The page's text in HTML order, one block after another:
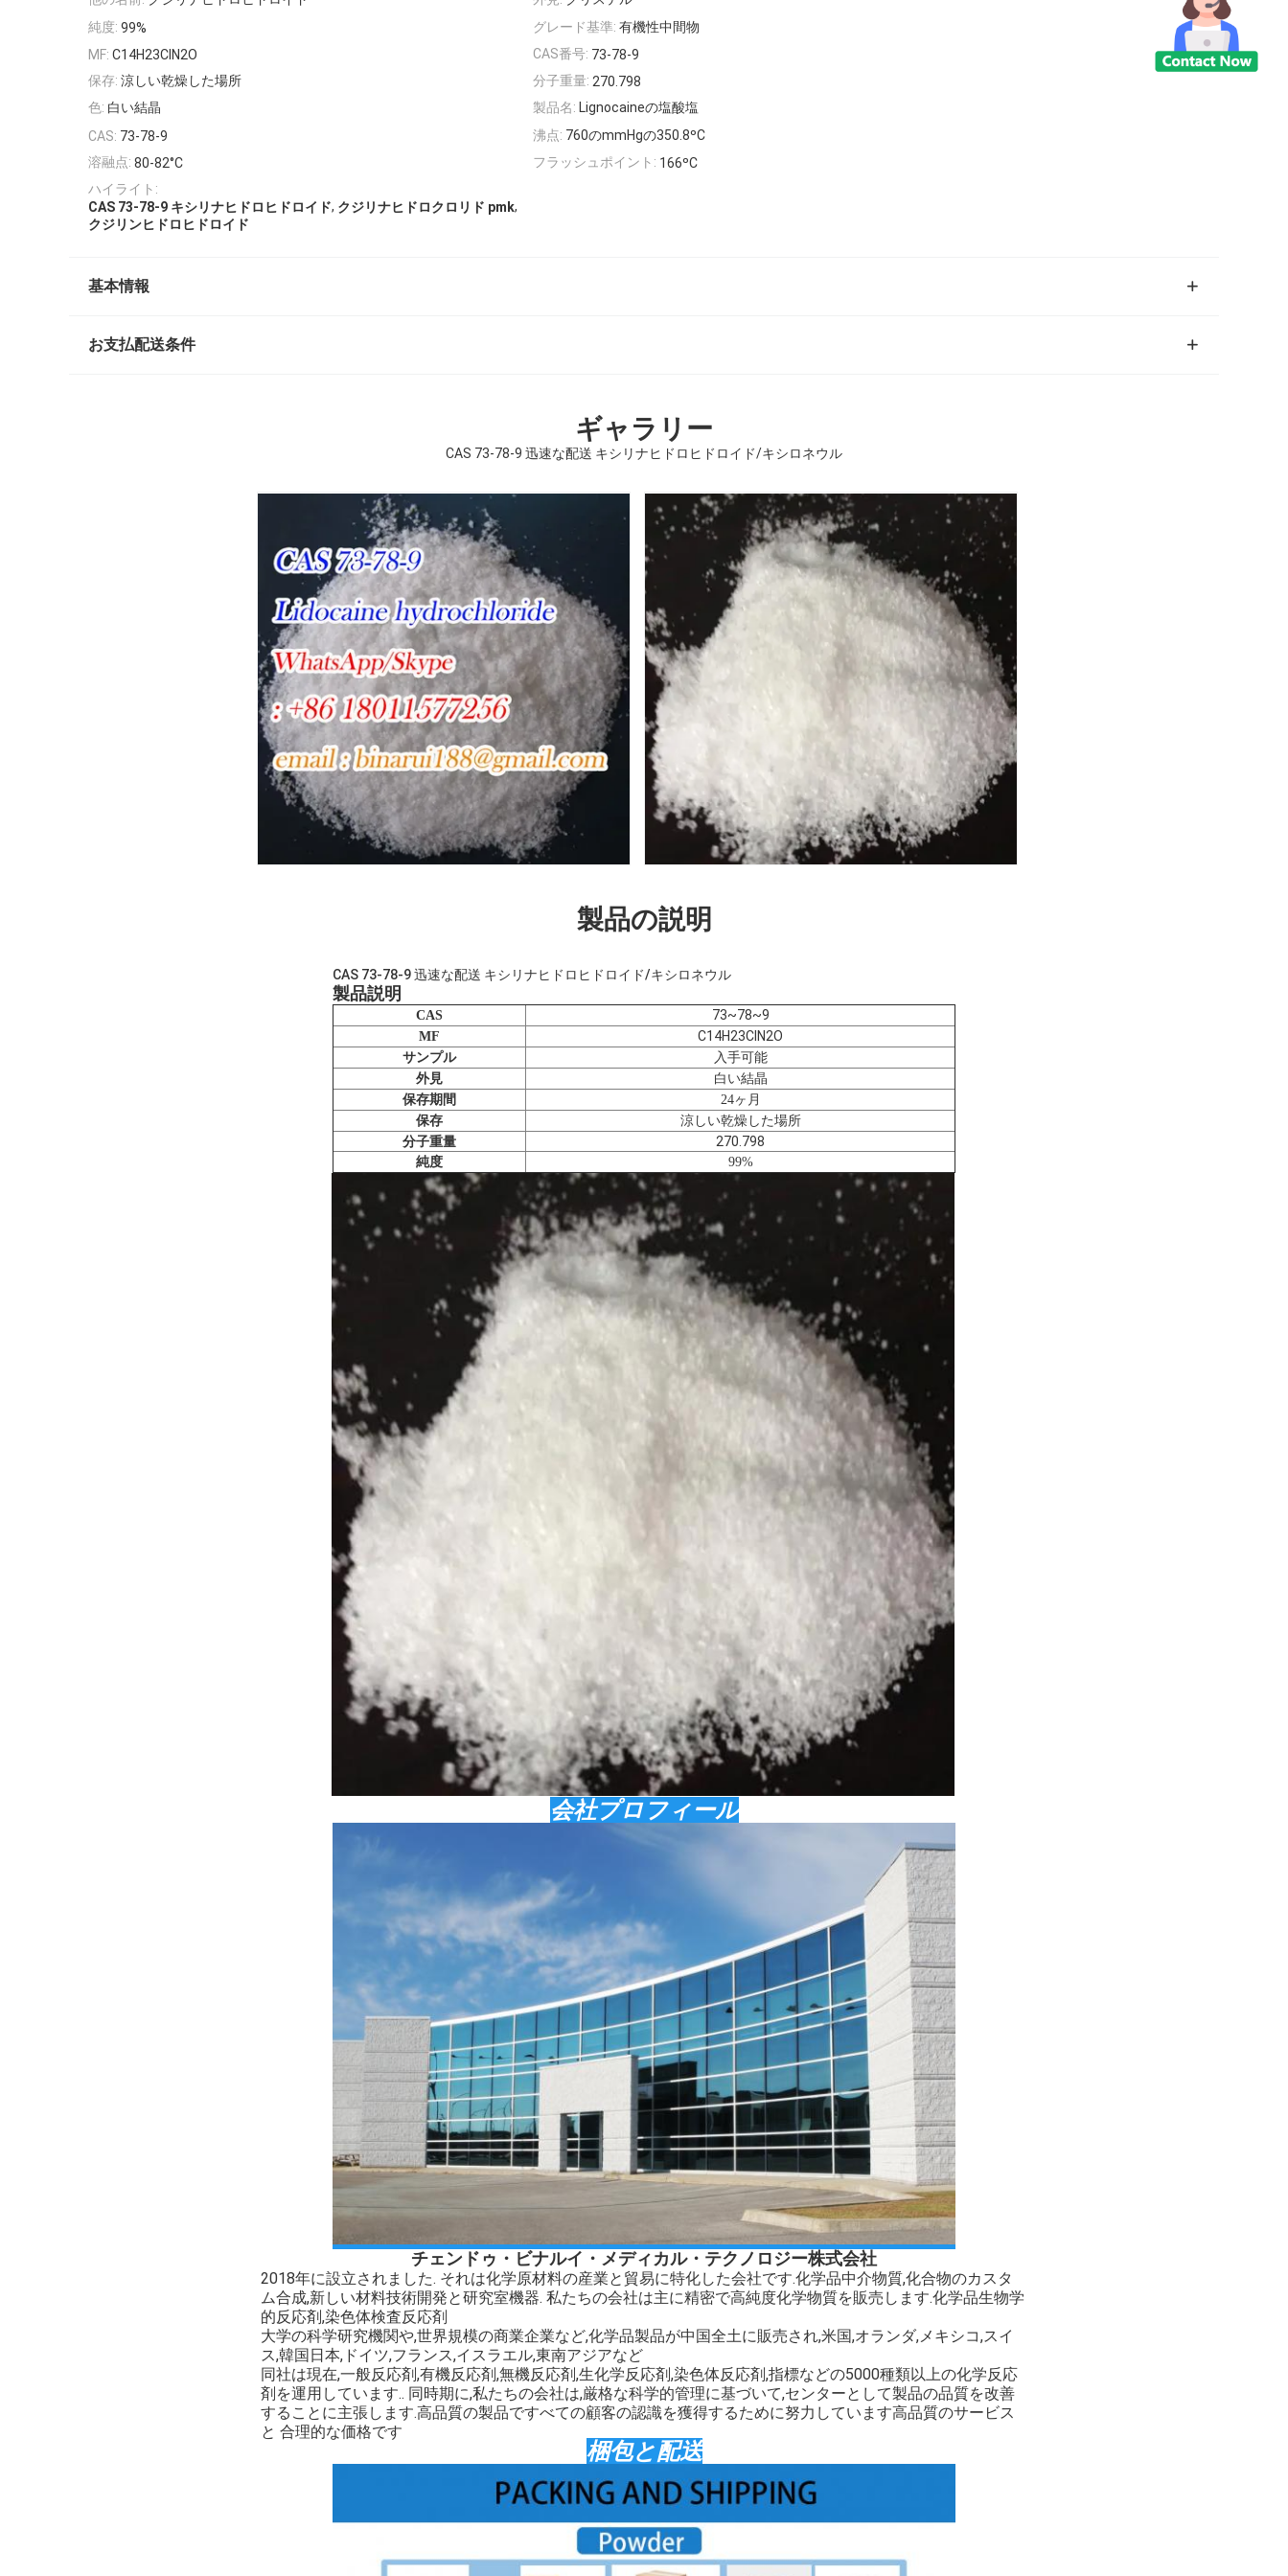
純度: 99% グレード基準: 有機性中間物
MF: C14H23ClN2O CAS番号: 73-78-9
保存: 涼しい乾燥した場所 分子重量: 270.798
色: 白い結晶 製品名: Lignocaineの塩酸塩
CAS: 73-78-9 沸点: 760のmmHgの350.8ºC
溶融点: 80-82°C フラッシュポイント: 166ºC
ハイライト:
CAS 73-78-9 キシリナヒドロヒドロイド, クジリナヒドロクロリド pmk,
クジリンヒドロヒドロイド
基本情報
お支払配送条件
ギャラリー
CAS 73-78-9 迅速な配送 キシリナヒドロヒドロイド/キシロネウル
製品の説明
CAS 73-78-9 迅速な配送 キシリナヒドロヒドロイド/キシロネウル
製品説明
CAS 73~78~9
MF C14H23ClN2O
サンプル
入手可能
外見
白い結晶
保存期間
24ヶ月
保存
涼しい乾燥した場所
分子重量 270.798
純度 99%
会社プロフィール
チェンドゥ・ビナルイ・メディカル・テクノロジー株式会社
2018年に設立されました. それは化学原材料の産業と貿易に特化した会社です.化学品中介物質,化合物のカスタ
ム合成,新しい材料技術開発と研究室機器. 私たちの会社は主に精密で高純度化学物質を販売します.化学品生物学
的反応剤,染色体検査反応剤
大学の科学研究機関や,世界規模の商業企業など,化学品製品が中国全土に販売され,米国,オランダ,メキシコ,スイ
ス,韓国日本,ドイツ,フランス,イスラエル,東南アジアなど
同社は現在,一般反応剤,有機反応剤,無機反応剤,生化学反応剤,染色体反応剤,指標などの5000種類以上の化学反応
剤を運用しています.. 同時期に,私たちの会社は,厳格な科学的管理に基づいて,センターとして製品の品質を改善
することに主張します.高品質の製品ですべての顧客の認識を獲得するために努力しています高品質のサービス
と 合理的な価格です
梱包と配送